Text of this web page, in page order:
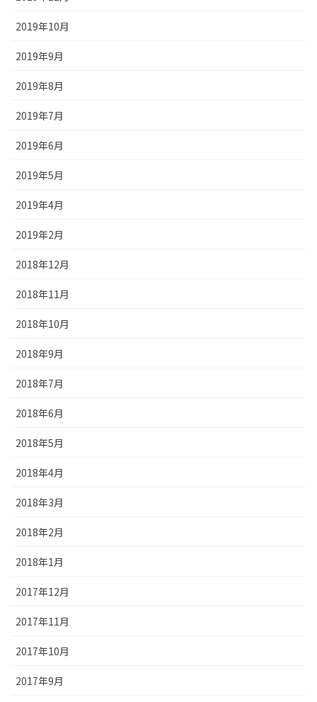
2019年10月
2019年9月
2019年8月
2019年7月
2019年6月
2019年5月
2019年4月
2019年2月
2018年12月
2018年11月
2018年10月
2018年9月
2018年7月
2018年6月
2018年5月
2018年4月
2018年3月
2018年2月
2018年1月
2017年12月
2017年11月
2017年10月
2017年9月